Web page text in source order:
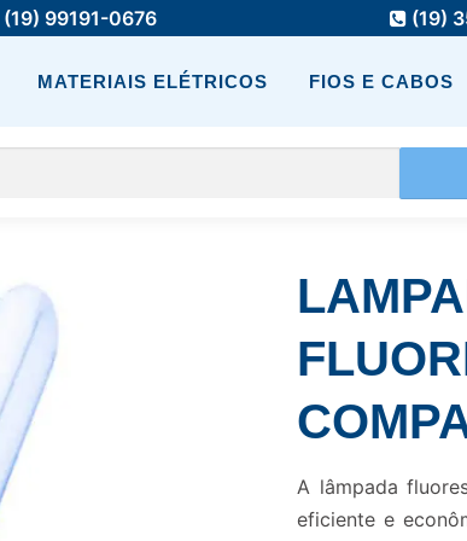
(19) 99191-0676 (19)
MATERIAIS ELÉTRICOS FIOS E CABOS
A lâmpada
eficiente e